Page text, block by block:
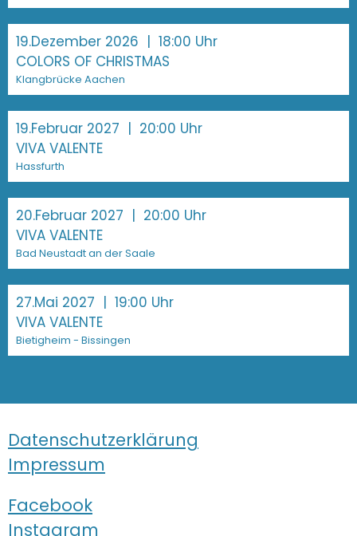
19.Dezember 2026 | 18:00 Uhr
COLORS OF CHRISTMAS
Klangbrücke Aachen
19.Februar 2027 | 20:00 Uhr
VIVA VALENTE
Hassfurth
20.Februar 2027 | 20:00 Uhr
VIVA VALENTE
Bad Neustadt an der Saale
27.Mai 2027 | 19:00 Uhr
VIVA VALENTE
Bietigheim - Bissingen
Datenschutzerklärung
Impressum
Facebook
Instagram